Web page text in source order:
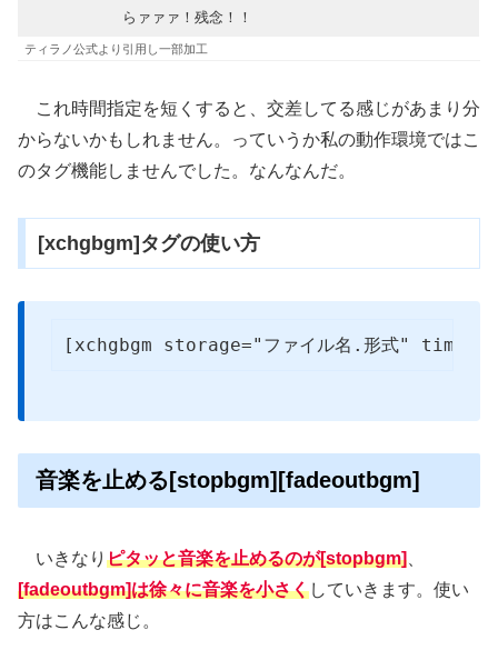
らァァァ！残念！！
ティラノ公式より引用し一部加工
これ時間指定を短くすると、交差してる感じがあまり分
からないかもしれません。っていうか私の動作環境ではこ
のタグ機能しませんでした。なんなんだ。
[xchgbgm]タグの使い方
[xchgbgm storage="ファイル名.形式"
音楽を止める[stopbgm][fadeoutbgm]
いきなり ピタッと音楽を止めるのが[stopbgm]
[fadeoutbgm]は徐々に音楽を小さくしていきます。使い
方はこんな感じ。